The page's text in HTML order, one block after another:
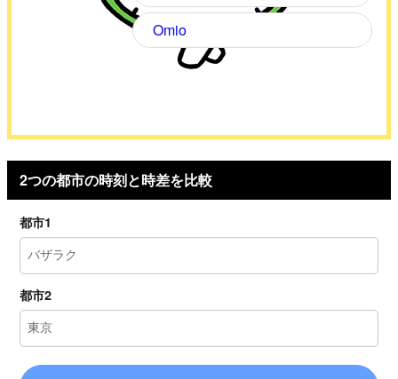
Omio
2つの都市の時刻と時差を比較
都市1
都市2